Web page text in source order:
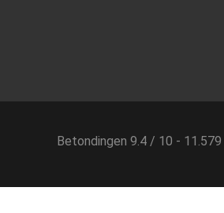
Betondingen 9.4 / 10 - 11.579